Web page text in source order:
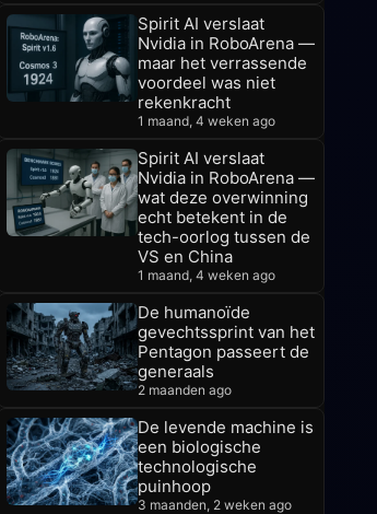
Spirit AI verslaat
Nvidia in RoboArena —
maar het verrassende
voordeel was niet
rekenkracht
1 maand, 4 weken ago
Spirit AI verslaat
Nvidia in RoboArena —
wat deze overwinning
echt betekent in de
tech-oorlog tussen de
VS en China
1 maand, 4 weken ago
De humanoïde
gevechtssprint van het
Pentagon passeert de
generaals
2 maanden ago
De levende machine is
een biologische
technologische
puinhoop
3 maanden, 2 weken ago